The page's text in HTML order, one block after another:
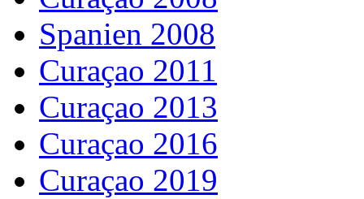
Spanien 2008
Curaçao 2011
Curaçao 2013
Curaçao 2016
Curaçao 2019